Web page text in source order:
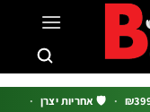
🛡️ אחריות יצרן ·